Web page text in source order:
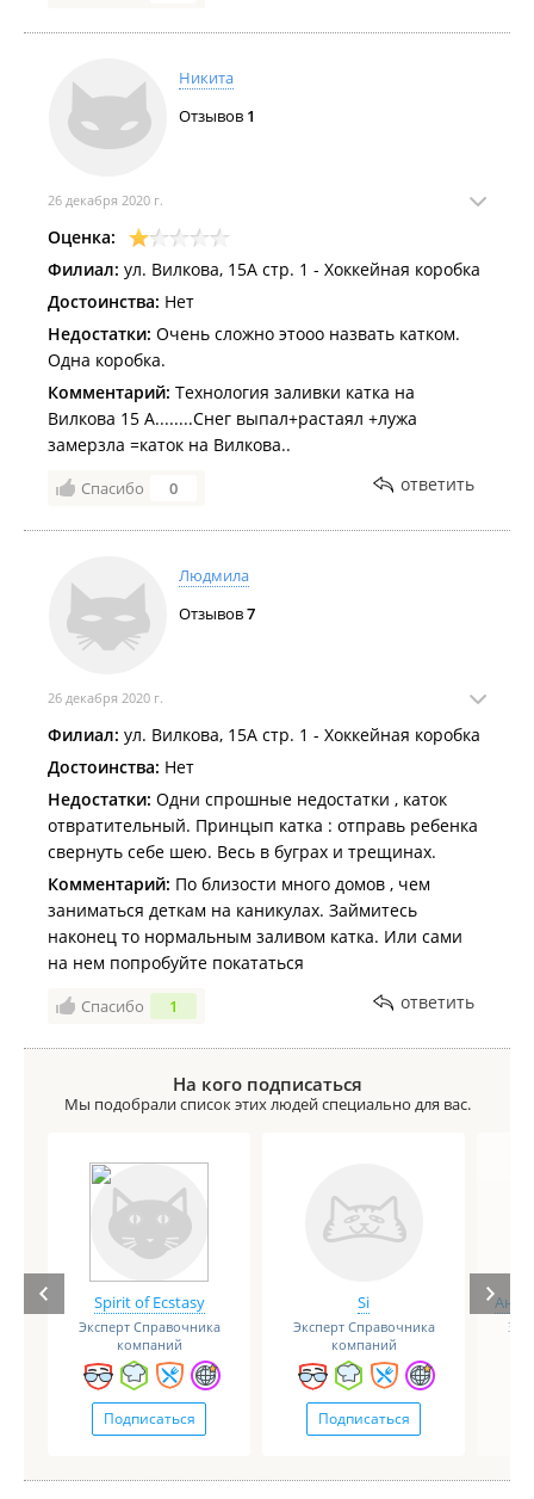
Никита
Отзывов 1
26 декабря 2020 г.
Оценка:
Филиал: ул. Вилкова, 15А стр. 1 - Хоккейная коробка
Достоинства: Нет
Недостатки: Очень сложно этооо назвать катком.
Одна коробка.
Комментарий: Технология заливки катка на
Вилкова 15 А........Снег выпал+растаял +лужа
замерзла =каток на Вилкова..
Спасибо 0 ответить
Людмила
Отзывов7
26 декабря 2020 г.
Филиал: ул. Вилкова, 15А стр. 1 - Хоккейная коробка
Достоинства: Нет
Недостатки: Одни спрошные недостатки , каток
отвратительный. Принцып катка : отправь ребенка
свернуть себе шею. Весь в буграх и трещинах.
Комментарий: По близости много домов , чем
заниматься деткам на каникулах. Займитесь
наконец то нормальным заливом катка. Или сами
на нем попробуйте покататься
Спасибо 1 ответить
На кого подписаться
Мы подобрали список этих людей специально для вас.
Spirit of Ecstasy
Эксперт Справочника
компаний
Подписаться
Si
Эксперт Справочника
компаний
Подписаться